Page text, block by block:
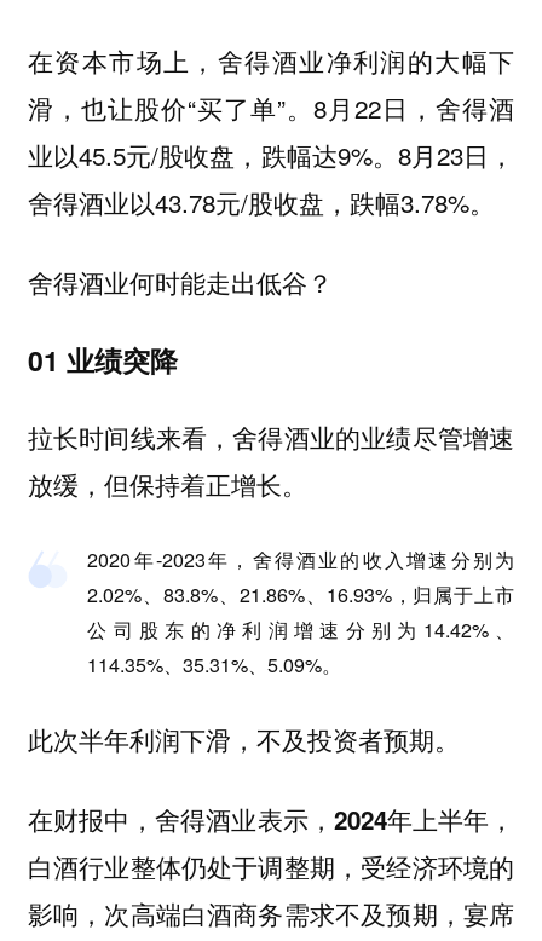
在资本市场上，舍得酒业净利润的大幅下
滑，也让股价“买了单”。8月22日，舍得酒
业以45.5元/股收盘，跌幅达9%。8月23日，
舍得酒业以43.78元/股收盘，跌幅3.78%。
舍得酒业何时能走出低谷？
01 业绩突降
拉长时间线来看，舍得酒业的业绩尽管增速
放缓，但保持着正增长。
2020年-2023年，舍得酒业的收入增速分别为
2.02%、83.8%、21.86%、16.93%，归属于上市
公司股东的净利润增速分别为14.42%、
114.35%、35.31%、5.09%。
此次半年利润下滑，不及投资者预期。
在财报中，舍得酒业表示， 2024年上半年，
白酒行业整体仍处于调整期，受经济环境的
影响，次高端白酒商务需求不及预期，宴席